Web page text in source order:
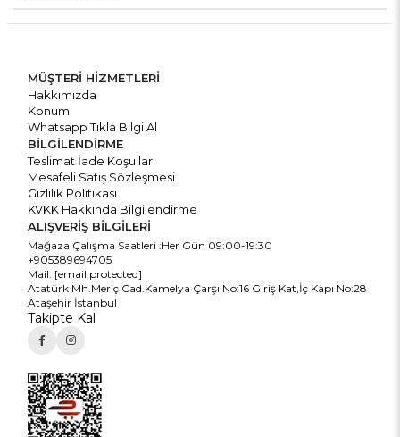
MÜŞTERİ HİZMETLERİ
Hakkımızda
Konum
Whatsapp Tıkla Bilgi Al
BİLGİLENDİRME
Teslimat İade Koşulları
Mesafeli Satış Sözleşmesi
Gizlilik Politikası
KVKK Hakkında Bilgilendirme
ALIŞVERİŞ BİLGİLERİ
Mağaza Çalışma Saatleri :Her Gün 09:00-19:30
+905389694705
Mail: [email protected]
Atatürk Mh.Meriç Cad.Kamelya Çarşı No:16 Giriş Kat,İç Kapı No:28
Ataşehir İstanbul
Takipte Kal